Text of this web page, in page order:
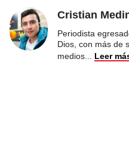
Cristian
Periodista
Dios, con más de
medios
Leer